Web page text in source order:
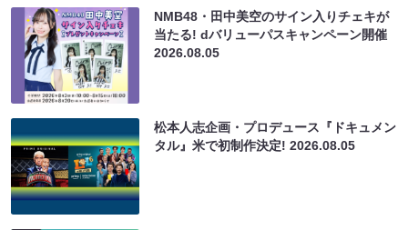
NMB48・田中美空のサイン入りチェキが
当たる! dバリューパスキャンペーン開催
2026.08.05
松本人志企画・プロデュース『ドキュメン
タル』米で初制作決定!2026.08.05